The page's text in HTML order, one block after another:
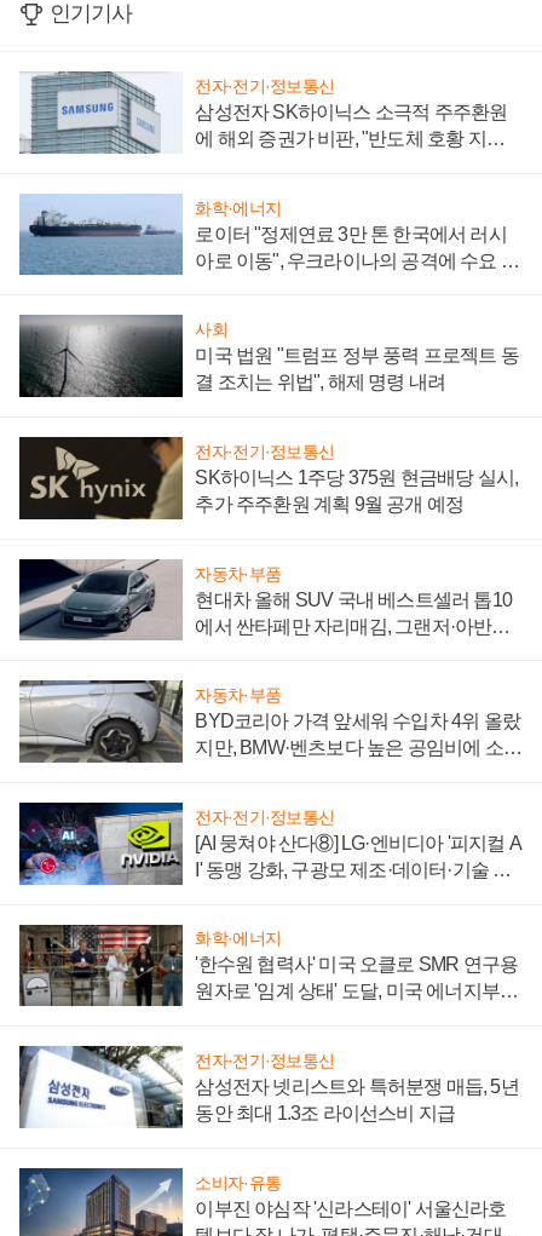
인기기사
전자·전기·정보통신
삼성전자 SK하이닉스 소극적 주주환원
에 해외 증권가 비판, "반도체 호황 지속
화학·에너지
로이터 "정제연료 3만 톤 한국에서 러시
아로 이동", 우크라이나의 공격에 수요 늘
사회
미국 법원 "트럼프 정부 풍력 프로젝트 동
결 조치는 위법", 해제 명령 내려
전자·전기·정보통신
SK하이닉스 1주당 375원 현금배당 실시,
추가 주주환원 계획 9월 공개 예정
자동차·부품
현대차 올해 SUV 국내 베스트셀러 톱10
에서 싼타페만 자리매김, 그랜저·아반떼
자동차·부품
BYD코리아 가격 앞세워 수입차 4위 올랐
지만, BMW·벤츠보다 높은 공임비에 소비
전자·전기·정보통신
[AI 뭉쳐야 산다⑧] LG·엔비디아 '피지컬 A
I' 동맹 강화, 구광모 제조·데이터·기술 결
화학·에너지
'한수원 협력사' 미국 오클로 SMR 연구용
원자로 '임계 상태' 도달, 미국 에너지부
전자·전기·정보통신
삼성전자 넷리스트와 특허분쟁 매듭, 5년
동안 최대 1.3조 라이선스비 지급
소비자·유통
이부진 야심작 '신라스테이' 서울신라호